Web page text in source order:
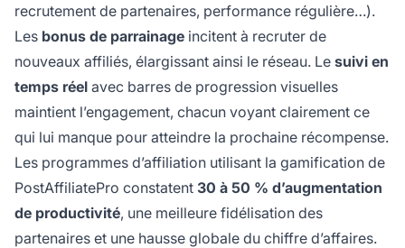
recrutement de partenaires, performance régulière…).
Les bonus de parrainage incitent à recruter de
nouveaux affiliés, élargissant ainsi le réseau. Le suivi en
temps réel avec barres de progression visuelles
maintient l’engagement, chacun voyant clairement ce
qui lui manque pour atteindre la prochaine récompense.
Les programmes d’affiliation utilisant la gamification de
PostAffiliatePro constatent 30 à 50 % d’augmentation
de productivité, une meilleure fidélisation des
partenaires et une hausse globale du chiffre d’affaires.